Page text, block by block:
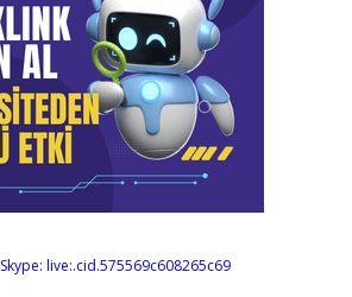
Skype: live:.cid.575569c608265c69